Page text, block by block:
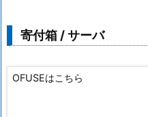
寄付箱 / サーバ
OFUSEはこちら